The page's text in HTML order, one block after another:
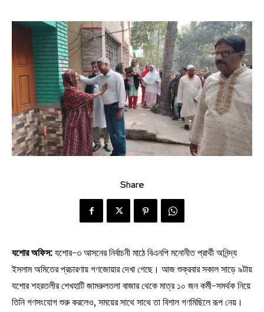
Share
যশোর অফিস: যশোর-৩ আসনের নির্বাচনী মাঠে বিএনপি মনোনীত প্রার্থী অনিন্দ্য
ইসলাম অমিতের প্রচারণায় গণজোয়ার দেখা গেছে। আজ শুক্রবার সকাল সাড়ে ৯টায়
যশোর শহরতলীর শেখহাটি জামরুলতলা বাজার থেকে মাত্র ১০ জন কর্মী-সমর্থক নিয়ে
তিনি গণসংযোগ শুরু করলেও, সময়ের সাথে সাথে তা বিশাল গণমিছিলে রূপ নেয়।